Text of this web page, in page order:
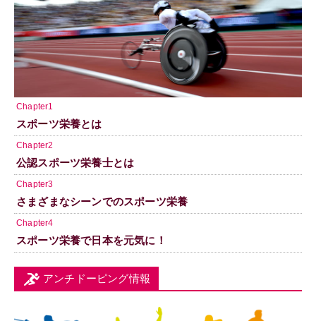
Chapter1
スポーツ栄養とは
Chapter2
公認スポーツ栄養士とは
Chapter3
さまざまなシーンでのスポーツ栄養
Chapter4
スポーツ栄養で日本を元気に！
アンチドーピング情報